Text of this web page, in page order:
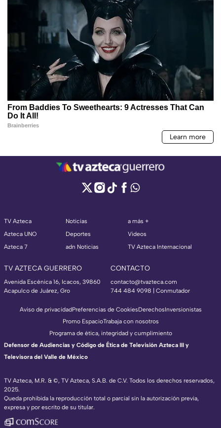
TV Azteca
Azteca UNO
Azteca 7
Noticias
Deportes
adn Noticias
a más +
Videos
TV Azteca Internacional
TV AZTECA GUERRERO
Avenida Escénica 16, Icacos, 39860
Acapulco de Juárez, Gro
CONTACTO
contacto@tvazteca.com
744 484 9098 | Conmutador
TV Azteca, M.R. & ©, TV Azteca, S.A.B. de C.V. Todos los derechos reservados,
2025.
Queda prohibida la reproducción total o parcial sin la autorización previa,
expresa y por escrito de su titular.
Aviso de privacidadPreferencias de CookiesDerechosInversionistas
Promo EspacioTrabaja con nosotros
Programa de ética, integridad y cumplimiento
Defensor de Audiencias y Código de Ética de Televisión Azteca III y
Televisora del Valle de México